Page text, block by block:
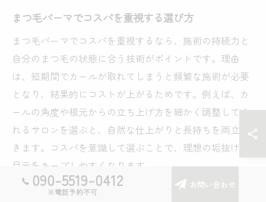
まつ毛パーマでコスパを重視する選び方
まつ毛パーマでコスパを重視するなら、施術の持続力と
自分のまつ毛の状態に合う技術がポイントです。理由
は、短期間でカールが取れてしまうと頻繁な施術が必要
となり、結果的にコストが上がるためです。例えば、カ
ールの角度や根元からの立ち上げ方を細かく調整してく
れるサロンを選ぶと、自然な仕上がりと長持ちを両立で
きます。コスパを意識して選ぶことで、理想の垢抜けた
目元をキープしやすくなります。
090-5519-0412
※電話予約不可
お問い合わせ